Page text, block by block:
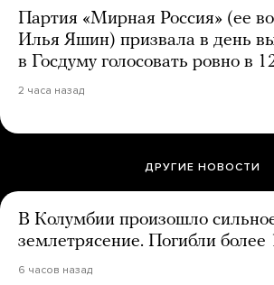
Партия «Мирная Россия» (ее
Илья Яшин) призвала в день
в Госдуму голосовать ровно в
2 часа назад
ДРУГИЕ НОВОСТИ
В Колумбии произошло
землетрясение. Погибли более
6 часов назад